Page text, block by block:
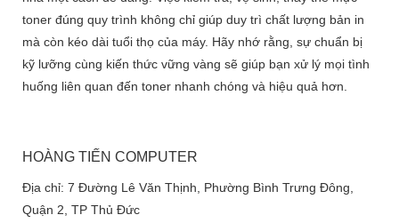
toner đúng quy trình không chỉ giúp duy trì chất lượng bản in
mà còn kéo dài tuổi thọ của máy. Hãy nhớ rằng, sự chuẩn bị
kỹ lưỡng cùng kiến thức vững vàng sẽ giúp bạn xử lý mọi tình
huống liên quan đến toner nhanh chóng và hiệu quả hơn.
HOÀNG TIẾN COMPUTER
Địa chỉ: 7 Đường Lê Văn Thịnh, Phường Bình Trưng Đông,
Quận 2, TP Thủ Đức